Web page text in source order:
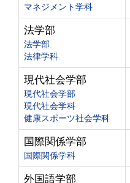
マネジメント学科
法学部
法学部
法律学科
現代社会学部
現代社会学部
現代社会学科
健康スポーツ社会学科
国際関係学部
国際関係学科
外国語学部